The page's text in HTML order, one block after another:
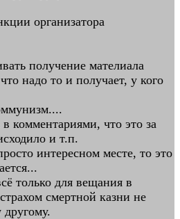
организатора
получение мателиала
надо то и получает, у кого
комментариями, что это за
и т.п.
интересном месте, то это
только для вещания в
смертной казни не
другому.